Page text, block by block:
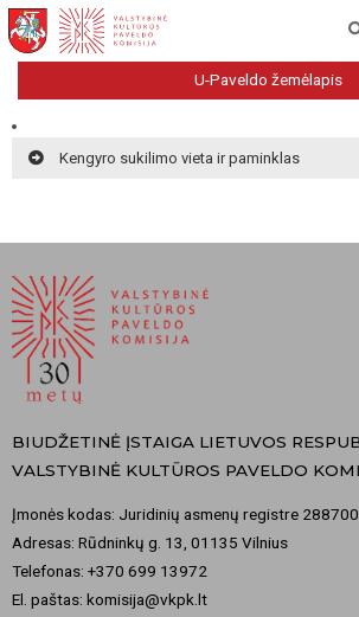
U-Paveldo žemėlapis
Kengyro sukilimo vieta ir paminklas
BIUDŽETINĖ ĮSTAIGA LIETUVOS
VALSTYBINĖ KULTŪROS PAVELDO
Įmonės kodas: Juridinių asmenų registre
Adresas: Rūdninkų g. 13, 01135 Vilnius
Telefonas: +370 699 13972
El. paštas: komisija@vkpk.lt